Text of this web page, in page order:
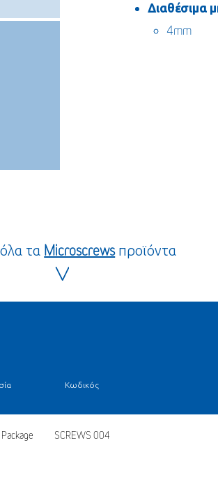
Διαθέσιμα
4mm
τα Microscrewsπροϊόντα
Κωδικός
SCREWS 004